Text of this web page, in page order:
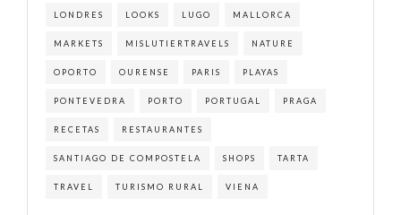
LONDRES LOOKS LUGO MALLORCA
MARKETS MISLUTIERTRAVELS NATURE
OPORTO OURENSE PARIS PLAYAS
PONTEVEDRA PORTO PORTUGAL PRAGA
RECETAS RESTAURANTES
SANTIAGO DE COMPOSTELA SHOPS TARTA
TRAVEL TURISMO RURAL VIENA